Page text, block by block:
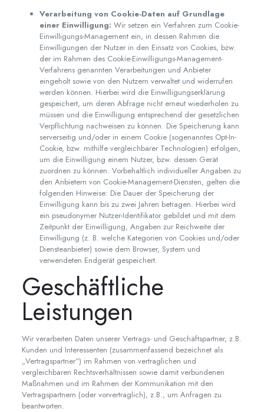
Verarbeitung von Cookie-Daten auf Grundlage
einer Einwilligung: Wir setzen ein Verfahren zum Cookie-
Einwilligungs-Management ein, in dessen Rahmen die
Einwilligungen der Nutzer in den Einsatz von Cookies, bzw.
der im Rahmen des Cookie-Einwilligungs-Management-
Verfahrens genannten Verarbeitungen und Anbieter
eingeholt sowie von den Nutzern verwaltet und widerrufen
werden können. Hierbei wird die Einwilligungserklärung
gespeichert, um deren Abfrage nicht erneut wiederholen zu
müssen und die Einwilligung entsprechend der gesetzlichen
Verpflichtung nachweisen zu können. Die Speicherung kann
serverseitig und/oder in einem Cookie (sogenanntes Opt-In-
Cookie, bzw. mithilfe vergleichbarer Technologien) erfolgen,
um die Einwilligung einem Nutzer, bzw. dessen Gerät
zuordnen zu können. Vorbehaltlich individueller Angaben zu
den Anbietern von Cookie-Management-Diensten, gelten die
folgenden Hinweise: Die Dauer der Speicherung der
Einwilligung kann bis zu zwei Jahren betragen. Hierbei wird
ein pseudonymer Nutzer-Identifikator gebildet und mit dem
Zeitpunkt der Einwilligung, Angaben zur Reichweite der
Einwilligung (z. B. welche Kategorien von Cookies und/oder
Diensteanbieter) sowie dem Browser, System und
verwendeten Endgerät gespeichert.
Geschäftliche
Leistungen
Wir verarbeiten Daten unserer Vertrags- und Geschäftspartner, z.B.
Kunden und Interessenten (zusammenfassend bezeichnet als
„Vertragspartner“) im Rahmen von vertraglichen und
vergleichbaren Rechtsverhältnissen sowie damit verbundenen
Maßnahmen und im Rahmen der Kommunikation mit den
Vertragspartnern (oder vorvertraglich), z.B., um Anfragen zu
beantworten.